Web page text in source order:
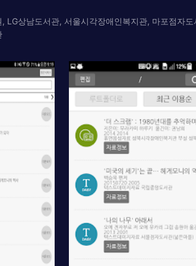
상남도서관, 서울시각장애인복지관, 마포점자